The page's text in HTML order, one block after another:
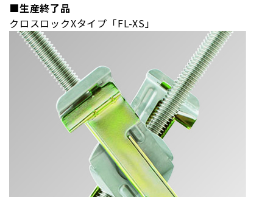
■生産終了品
クロスロックXタイプ「FL-XS」